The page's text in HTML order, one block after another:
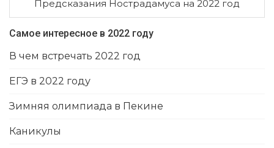
Предсказания Нострадамуса на 2022 год
Самое интересное в 2022 году
В чем встречать 2022 год
ЕГЭ в 2022 году
Зимняя олимпиада в Пекине
Каникулы